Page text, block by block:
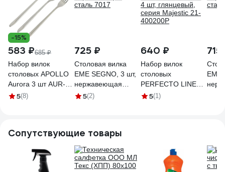
-15%
583 ₽685 ₽
Набор вилок
столовых APOLLO
Aurora 3 шт AUR-
023
5(8)
725 ₽
Столовая вилка
EME SEGNO, 3 шт,
нержавеющая
сталь 7017
5(2)
640 ₽
Набор вилок
столовых
PERFECTO LINEA,
4 шт, глянцевый,
5(1)
715
EME
Сопутствующие товары